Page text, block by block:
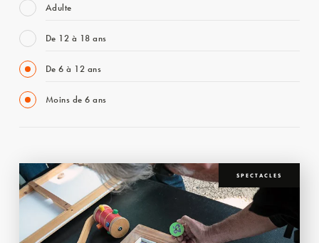
Adulte
De 12 à 18 ans
De 6 à 12 ans
Moins de 6 ans
SPECTACLES